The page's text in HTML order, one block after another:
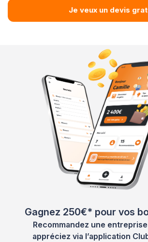
Je veux un devis
Gagnez 250€* pour vos
Recommandez une
appréciez via l’application